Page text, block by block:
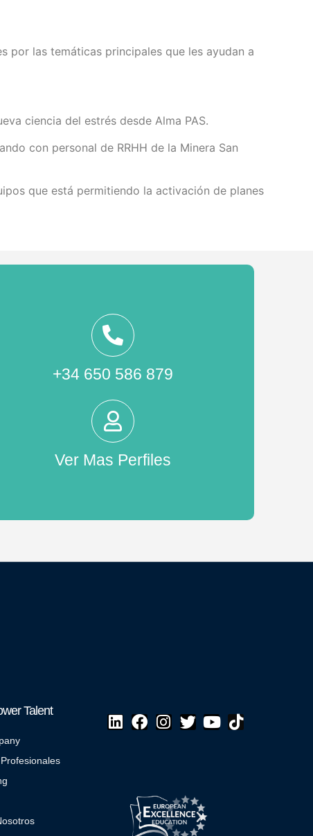
por las temáticas principales que les ayudan a
ciencia del estrés desde Alma PAS.
con personal de RRHH de la Minera San
que está permitiendo la activación de planes
+34 650 586 879
Ver Mas Perfiles
Talent